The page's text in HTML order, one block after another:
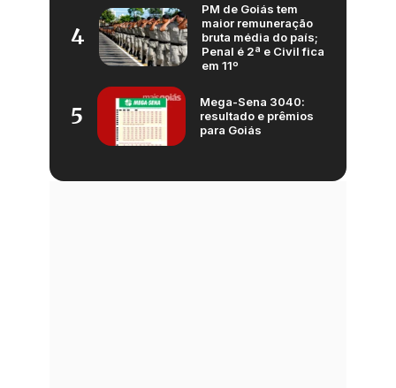
4
PM de Goiás tem
maior remuneração
bruta média do país;
Penal é 2ª e Civil fica
em 11º
5
Mega-Sena 3040:
resultado e prêmios
para Goiás